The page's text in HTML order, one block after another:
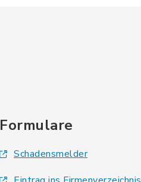
Formulare
Schadensmelder